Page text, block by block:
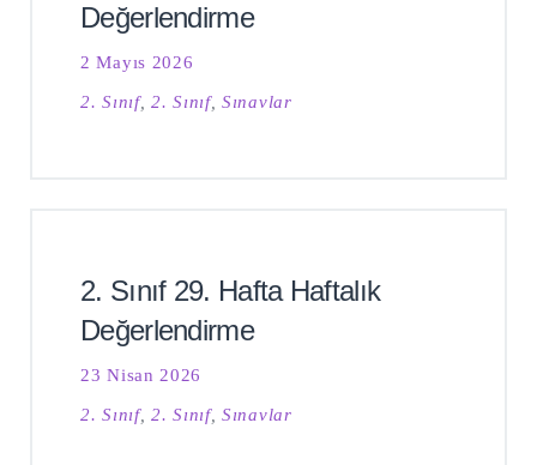
Değerlendirme
2 Mayıs 2026
2. Sınıf,2. Sınıf,Sınavlar
2. Sınıf 29. Hafta Haftalık
Değerlendirme
23 Nisan 2026
2. Sınıf,2. Sınıf,Sınavlar